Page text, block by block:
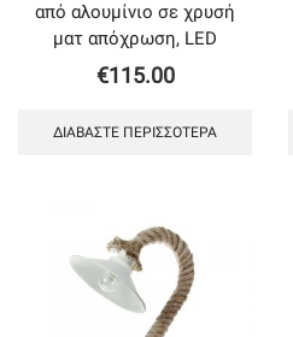
από αλουμίνιο σε χρυσή
ματ απόχρωση, LED
€115.00
ΔΙΑΒΆΣΤΕ ΠΕΡΙΣΣΌΤΕΡΑ